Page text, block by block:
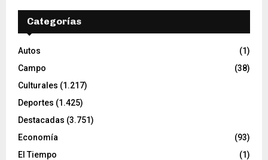
Categorías
Autos
(1)
Campo
(38)
Culturales (1.217)
Deportes (1.425)
Destacadas (3.751)
Economía
(93)
El Tiempo
(1)